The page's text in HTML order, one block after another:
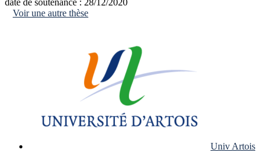
Voir une autre thèse
Univ Artois